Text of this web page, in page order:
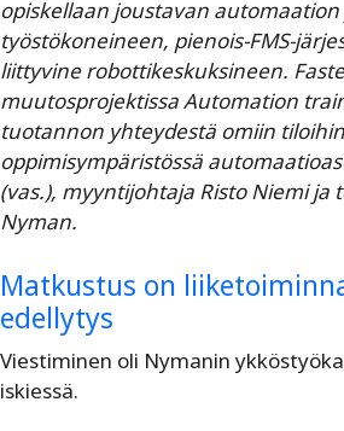
opiskellaan joustavan
työstökoneineen, pienois-FMS-
liittyvine robottikeskuksineen.
muutosprojektissa Automation
tuotannon yhteydestä omiin
oppimisympäristössä
(vas.), myyntijohtaja Risto Niemi ja
Nyman.
Matkustus on
edellytys
Viestiminen oli Nymanin
iskiessä.